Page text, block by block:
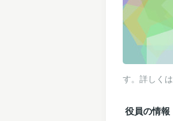
す。詳しくは
役員の情報